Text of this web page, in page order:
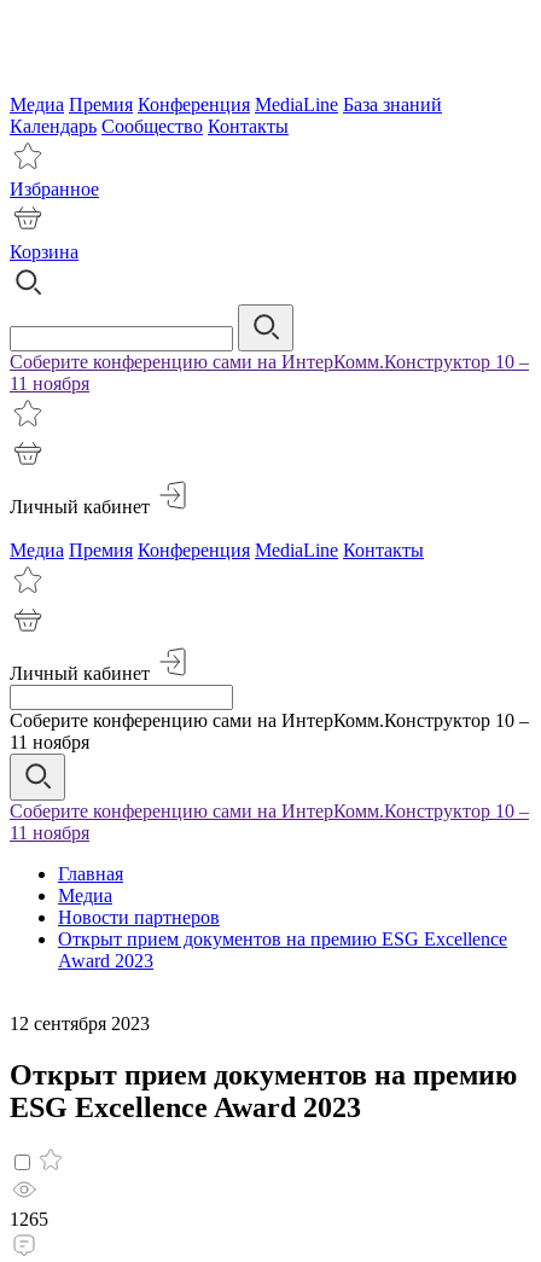
Медиа Премия Конференция MediaLine База знаний
Календарь Сообщество Контакты
Избранное
Корзина
Соберите конференцию сами на ИнтерКомм.Конструктор 10 –
11 ноября
Личный кабинет
Медиа Премия Конференция MediaLine Контакты
Личный кабинет
Соберите конференцию сами на ИнтерКомм.Конструктор 10 –
11 ноября
Соберите конференцию сами на ИнтерКомм.Конструктор 10 –
11 ноября
Главная
Медиа
Новости партнеров
Открыт прием документов на премию ESG Excellence
Award 2023
12 сентября 2023
Открыт прием документов на премию
ESG Excellence Award 2023
1265